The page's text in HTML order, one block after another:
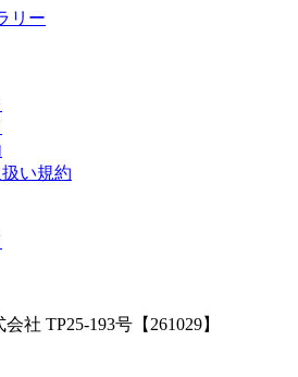
い規約
社 TP25-193号【261029】